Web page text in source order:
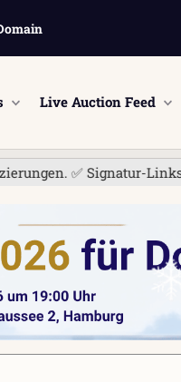
Live Auction Feed
Links sind jetzt